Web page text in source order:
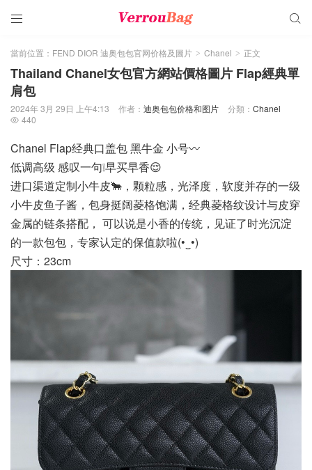
 
當前位置： FEND DIOR 迪奥包包官网价格及圖片 > Chanel > 正文
Thailand Chanel女包官方網站價格圖片 Flap經典單
肩包
2024年 3月 29日 上午4:13 作者： 迪奥包包价格和图片 分類： Chanel
 440
Chanel Flap经典口盖包 黑牛金 小号〰️
低调高级 感叹一句❕早买早香😌
进口渠道定制小牛皮🐂，颗粒感，光泽度，软度并存的一级
小牛皮鱼子酱，包身挺阔菱格饱满，经典菱格纹设计与皮穿
金属的链条搭配， 可以说是小香的传统，见证了时光沉淀
的一款包包，专家认定的保值款啦(•‿•)
尺寸：23cm